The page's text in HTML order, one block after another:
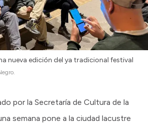
nueva edición del ya tradicional festival
por la Secretaría de Cultura de la
semana pone a la ciudad lacustre